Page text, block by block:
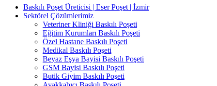
Baskılı Poşet Üreticisi | Eser Poşet | İzmir
Sektörel Çözümlerimiz
Veteriner Kliniği Baskılı Poşeti
Eğitim Kurumları Baskılı Poşeti
Özel Hastane Baskılı Poşeti
Medikal Baskılı Poşeti
Beyaz Eşya Bayisi Baskılı Poşeti
GSM Bayisi Baskılı Poşeti
Butik Giyim Baskılı Poşeti